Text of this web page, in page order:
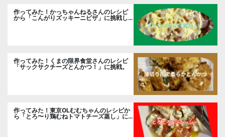
作ってみた！かっちゃんねるさんのレシピ
から「こんがりズッキーニピザ」に挑戦し
ました。
作ってみた！くまの限界食堂さんのレシピ
「サックサクチーズとんかつ！」に挑戦。
作ってみた！東京OLむむちゃんのレシピか
ら「とろ〜り鶏むねトマトチーズ蒸し」に